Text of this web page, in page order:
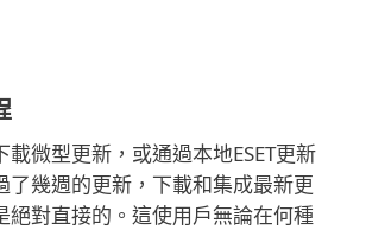
微型更新，或通過本地ESET更新
了幾週的更新，下載和集成最新更
絕對直接的。這使用戶無論在何種